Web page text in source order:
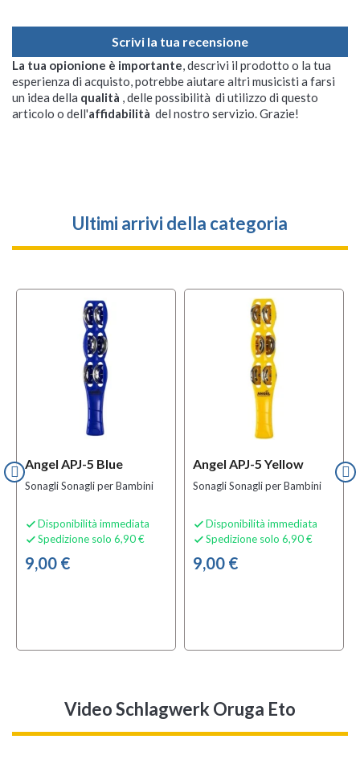
Scrivi la tua recensione
La tua opionione è importante, descrivi il prodotto o la tua
esperienza di acquisto, potrebbe aiutare altri musicisti a farsi
un idea della qualità , delle possibilità di utilizzo di questo
articolo o dell'affidabilità del nostro servizio. Grazie!
Ultimi arrivi della categoria
Angel APJ-5 Blue
Sonagli Sonagli per Bambini
 Disponibilità immediata
 Spedizione solo 6,90 €
9,00 €
Angel APJ-5 Yellow
Sonagli Sonagli per Bambini
 Disponibilità immediata
 Spedizione solo 6,90 €
9,00 €
Video Schlagwerk Oruga Eto